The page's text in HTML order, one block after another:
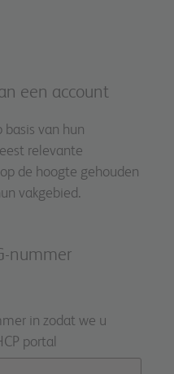
een account
basis van hun
relevante
de hoogte gehouden
vakgebied.
nummer
in zodat we u
portal